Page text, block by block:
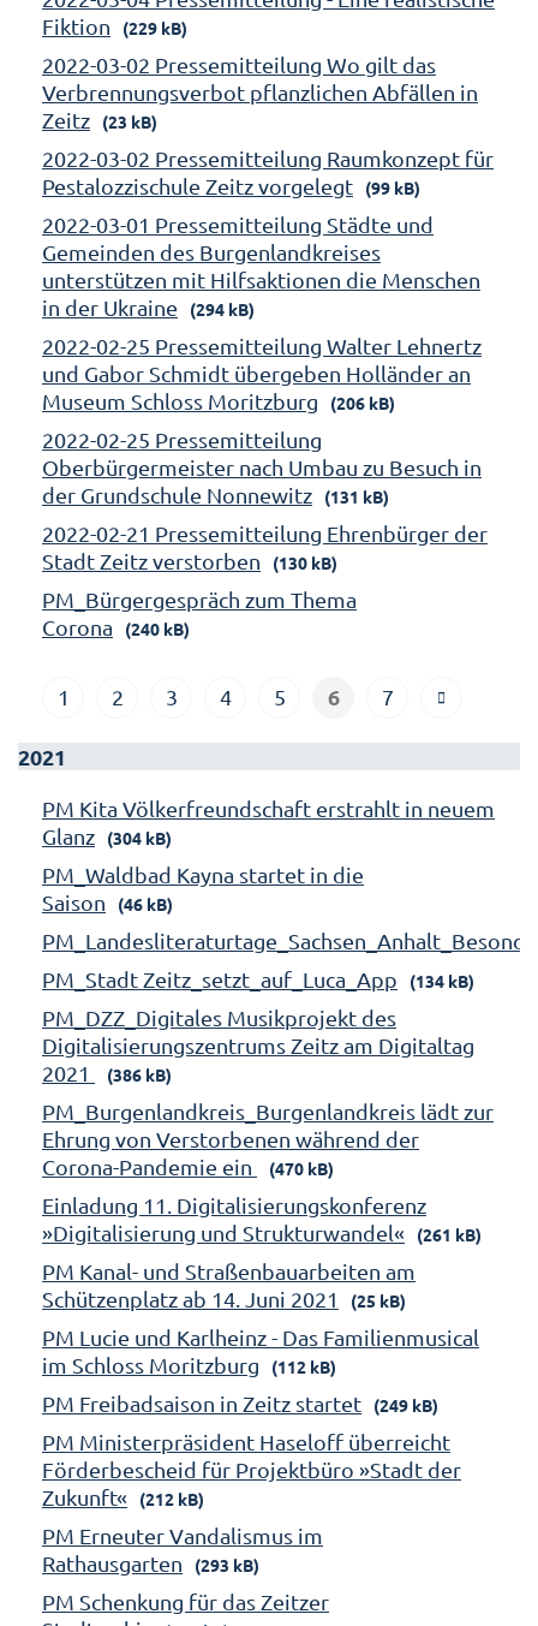
Fiktion
(229 kB)
2022-03-02 Pressemitteilung Wo gilt das
Verbrennungsverbot pflanzlichen Abfällen in
Zeitz
(23 kB)
2022-03-02 Pressemitteilung Raumkonzept für
Pestalozzischule Zeitz vorgelegt
(99 kB)
2022-03-01 Pressemitteilung Städte und
Gemeinden des Burgenlandkreises
unterstützen mit Hilfsaktionen die Menschen
in der Ukraine
(294 kB)
2022-02-25 Pressemitteilung Walter Lehnertz
und Gabor Schmidt übergeben Holländer an
Museum Schloss Moritzburg
(206 kB)
2022-02-25 Pressemitteilung
Oberbürgermeister nach Umbau zu Besuch in
der Grundschule Nonnewitz
(131 kB)
2022-02-21 Pressemitteilung Ehrenbürger der
Stadt Zeitz verstorben
(130 kB)
PM_Bürgergespräch zum Thema
Corona
(240 kB)
1 2 3 4 5 6 7
2021
PM Kita Völkerfreundschaft erstrahlt in neuem
Glanz
(304 kB)
PM_Waldbad Kayna startet in die
Saison
(46 kB)
PM_Stadt Zeitz_setzt_auf_Luca_App
(134 kB)
PM_DZZ_Digitales Musikprojekt des
Digitalisierungszentrums Zeitz am Digitaltag
2021
(386 kB)
PM_Burgenlandkreis_Burgenlandkreis lädt zur
Ehrung von Verstorbenen während der
Corona-Pandemie ein
(470 kB)
Einladung 11. Digitalisierungskonferenz
»Digitalisierung und Strukturwandel«
(261 kB)
PM Kanal- und Straßenbauarbeiten am
Schützenplatz ab 14. Juni 2021
(25 kB)
PM Lucie und Karlheinz - Das Familienmusical
im Schloss Moritzburg
(112 kB)
PM Freibadsaison in Zeitz startet (249 kB)
PM Ministerpräsident Haseloff überreicht
Förderbescheid für Projektbüro »Stadt der
Zukunft«
(212 kB)
PM Erneuter Vandalismus im
Rathausgarten
(293 kB)
PM Schenkung für das Zeitzer